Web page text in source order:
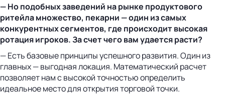
— Но подобных заведений на рынке продуктового
ритейла множество, пекарни — один из самых
конкурентных сегментов, где происходит высокая
ротация игроков. За счет чего вам удается расти?
— Есть базовые принципы успешного развития. Один из
главных — выгодная локация. Математический расчет
позволяет нам с высокой точностью определить
идеальное место для открытия торговой точки.